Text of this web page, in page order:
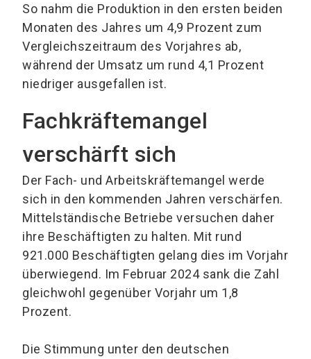
So nahm die Produktion in den ersten beiden
Monaten des Jahres um 4,9 Prozent zum
Vergleichszeitraum des Vorjahres ab,
während der Umsatz um rund 4,1 Prozent
niedriger ausgefallen ist.
Fachkräftemangel
verschärft sich
Der Fach- und Arbeitskräftemangel werde
sich in den kommenden Jahren verschärfen.
Mittelständische Betriebe versuchen daher
ihre Beschäftigten zu halten. Mit rund
921.000 Beschäftigten gelang dies im Vorjahr
überwiegend. Im Februar 2024 sank die Zahl
gleichwohl gegenüber Vorjahr um 1,8
Prozent.
Die Stimmung unter den deutschen